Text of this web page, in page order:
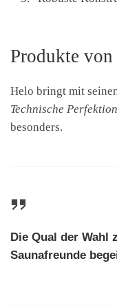
Produkte
Helo bringt mit
Technische Perfektion
besonders.
Die Qual der Wahl
Saunafreunde